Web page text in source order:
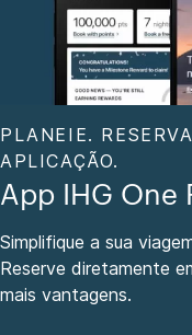
PLANEIE.
APLICAÇÃO.
App IHG One
Simplifique a sua
Reserve diretamente
mais vantagens.